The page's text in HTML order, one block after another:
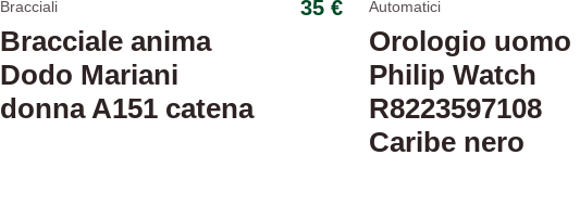
Bracciali 35 €
Bracciale anima
Dodo Mariani
donna A151 catena
Automatici
Orologio uomo
Philip Watch
R8223597108
Caribe nero